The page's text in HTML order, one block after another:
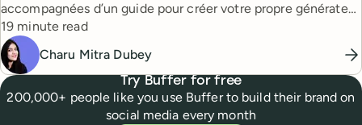
accompagnées d’un guide pour créer votre propre générateur
de légendes propulsé par l’IA.
Reading time
19 minute read
Charu Mitra Dubey
Try Buffer for free
200,000+ people like you use Buffer to build their brand on
social media every month